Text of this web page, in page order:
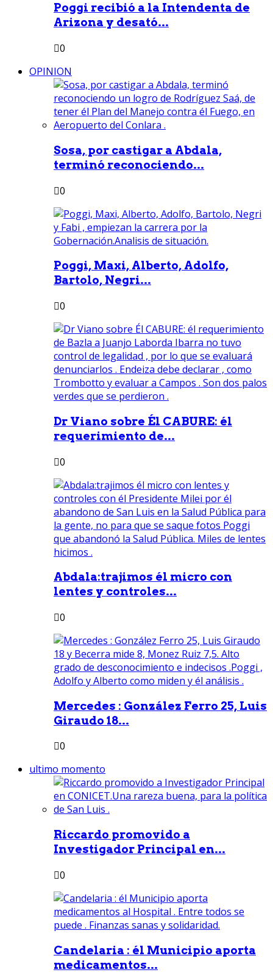
Poggi recibió a la Intendenta de
Arizona y desató...
0
OPINION
Sosa, por castigar a Abdala,
terminó reconociendo...
0
Poggi, Maxi, Alberto, Adolfo,
Bartolo, Negri...
0
Dr Viano sobre Él CABURE: él
requerimiento de...
0
Abdala:trajimos él micro con
lentes y controles...
0
Mercedes : González Ferro 25, Luis
Giraudo 18...
0
ultimo momento
Riccardo promovido a
Investigador Principal en...
0
Candelaria : él Municipio aporta
medicamentos...